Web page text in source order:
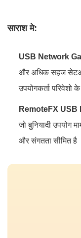
साराश मे:
USB Network
और अधिक सहज
उपयोगकर्ता परिवेशो
RemoteFX USB
जो बुनियादी उपयोग
और संगतता सीमित है